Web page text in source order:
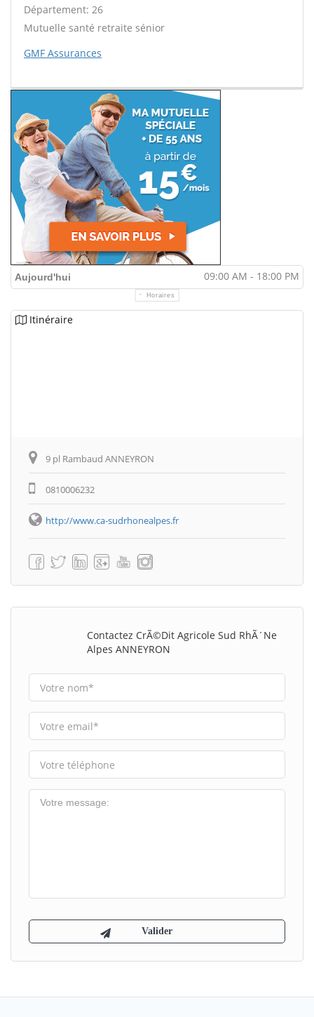
Département: 26
Mutuelle santé retraite sénior
GMF Assurances
Aujourd'hui 09:00 AM - 18:00 PM
Horaires
Itinéraire
9 pl Rambaud ANNEYRON
0810006232
http://www.ca-sudrhonealpes.fr
Contactez CrÃ©dit Agricole Sud RhÃ´ne
Alpes ANNEYRON